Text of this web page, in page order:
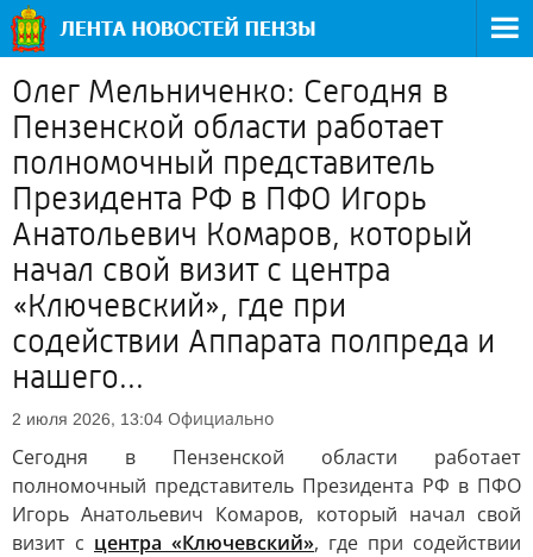
Олег Мельниченко: Сегодня в
Пензенской области работает
полномочный представитель
Президента РФ в ПФО Игорь
Анатольевич Комаров, который
начал свой визит с центра
«Ключевский», где при
содействии Аппарата полпреда и
нашего...
2 июля 2026, 13:04 Официально
Сегодня в Пензенской области работает
полномочный представитель Президента РФ в ПФО
Игорь Анатольевич Комаров, который начал свой
визит с центра «Ключевский», где при содействии